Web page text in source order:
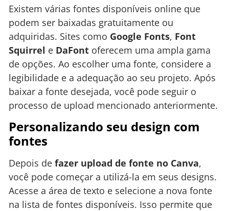
Existem várias fontes disponíveis online que
podem ser baixadas gratuitamente ou
adquiridas. Sites como Google Fonts, Font
Squirrel e DaFont oferecem uma ampla gama
de opções. Ao escolher uma fonte, considere a
legibilidade e a adequação ao seu projeto. Após
baixar a fonte desejada, você pode seguir o
processo de upload mencionado anteriormente.
Personalizando seu design com
fontes
Depois de fazer upload de fonte no Canva,
você pode começar a utilizá-la em seus designs.
Acesse a área de texto e selecione a nova fonte
na lista de fontes disponíveis. Isso permite que